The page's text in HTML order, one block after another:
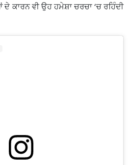
ਕਾਰਨ ਵੀ ਉਹ ਹਮੇਸ਼ਾ ਚਰਚਾ ‘ਚ ਰਹਿੰਦੀ